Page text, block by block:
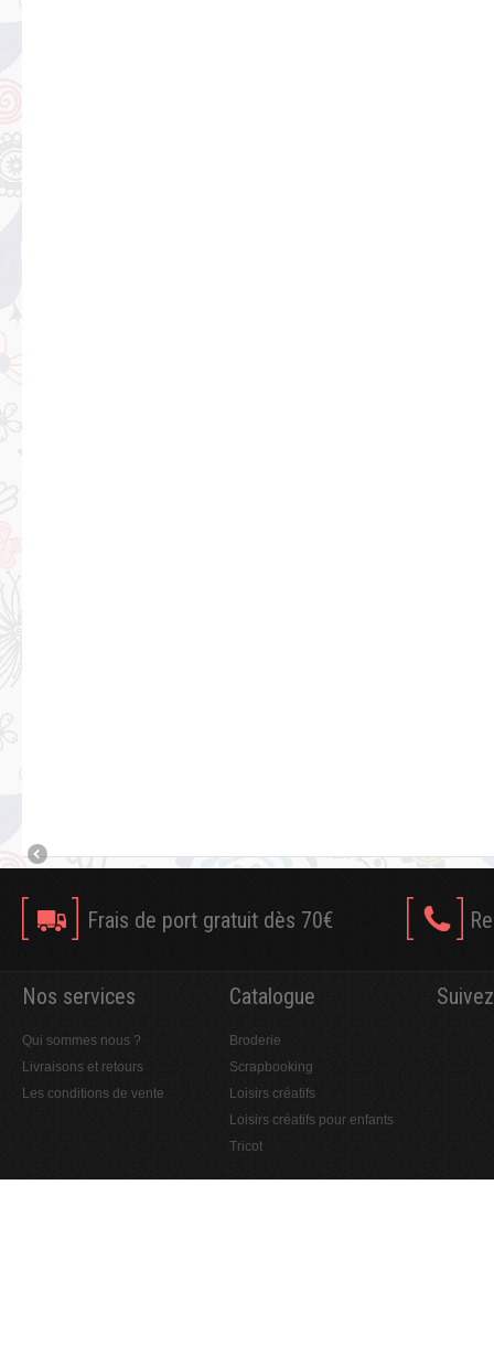
Frais de port gratuit dès 70€
Nos services
Qui sommes nous ?
Livraisons et retours
Les conditions de vente
Catalogue
Broderie
Scrapbooking
Loisirs créatifs
Loisirs créatifs pour enfants
Tricot